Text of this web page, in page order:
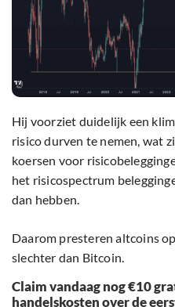
Hij voorziet duidelijk een
risico durven te nemen, wat
koersen voor
het risicospectrum
dan hebben.
Daarom presteren altcoins
slechter dan Bitcoin.
Claim vandaag nog €10
handelskosten over de